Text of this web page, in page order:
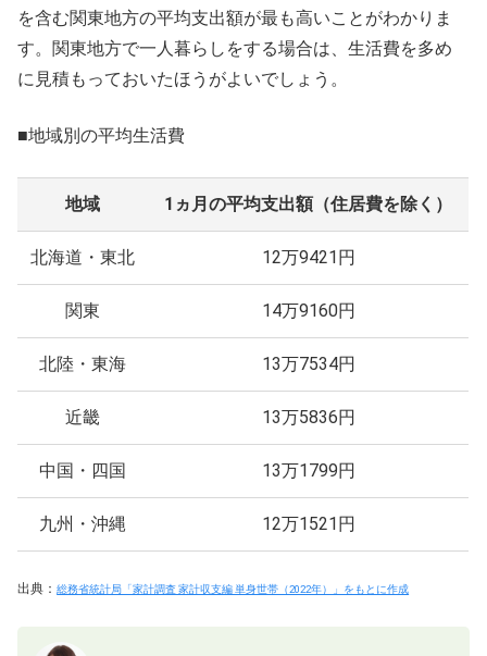
を含む関東地方の平均支出額が最も高いことがわかりま
す。関東地方で一人暮らしをする場合は、生活費を多め
に見積もっておいたほうがよいでしょう。
■地域別の平均生活費
地域 1ヵ月の平均支出額（住居費を除く）
北海道・東北 12万9421円
関東 14万9160円
北陸・東海 13万7534円
近畿 13万5836円
中国・四国 13万1799円
九州・沖縄 12万1521円
出典：総務省統計局「家計調査 家計収支編 単身世帯（2022年）」をもとに作成